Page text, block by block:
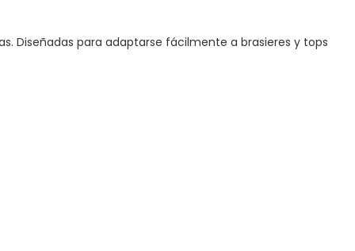
Diseñadas para adaptarse fácilmente a brasieres y tops